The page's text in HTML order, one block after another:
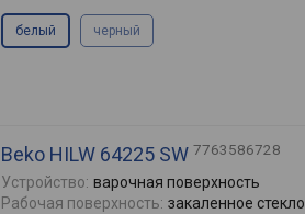
белый черный
Beko HILW 64225 SW 7763586728
Устройство: варочная поверхность
Рабочая поверхность: закаленное стекло